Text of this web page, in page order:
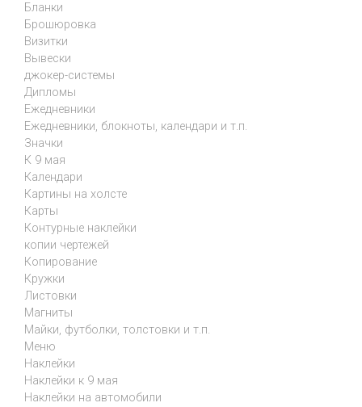
Бланки
Брошюровка
Визитки
Вывески
джокер-системы
Дипломы
Ежедневники
Ежедневники, блокноты, календари и т.п.
Значки
К 9 мая
Календари
Картины на холсте
Карты
Контурные наклейки
копии чертежей
Копирование
Кружки
Листовки
Магниты
Майки, футболки, толстовки и т.п.
Меню
Наклейки
Наклейки к 9 мая
Наклейки на автомобили